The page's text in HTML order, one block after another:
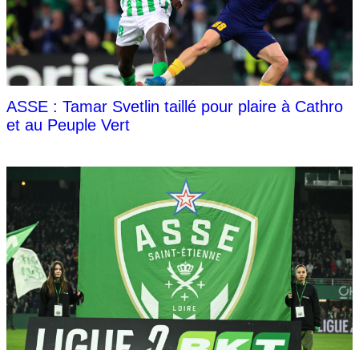
ASSE : Tamar Svetlin taillé pour plaire à Cathro
et au Peuple Vert